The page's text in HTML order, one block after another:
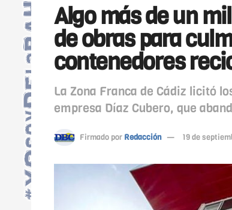
Algo más de un
de obras para
contenedores
La Zona Franca de Cádiz licitó
empresa Díaz Cubero, que
Firmado por Redacción 19 de